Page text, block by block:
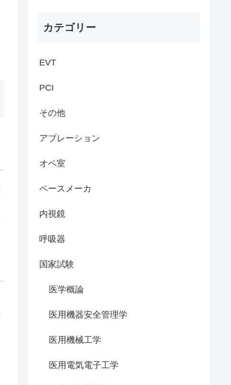
カテゴリー
EVT
PCI
その他
アブレーション
オペ室
ペースメーカ
内視鏡
呼吸器
国家試験
医学概論
医用機器安全管理学
医用機械工学
医用電気電子工学